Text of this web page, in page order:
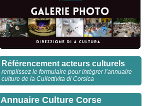
Référencement acteurs culturels
remplissez le formulaire pour intégrer l’annuaire
culture de la Cullettivita di Corsica
Annuaire Culture Corse